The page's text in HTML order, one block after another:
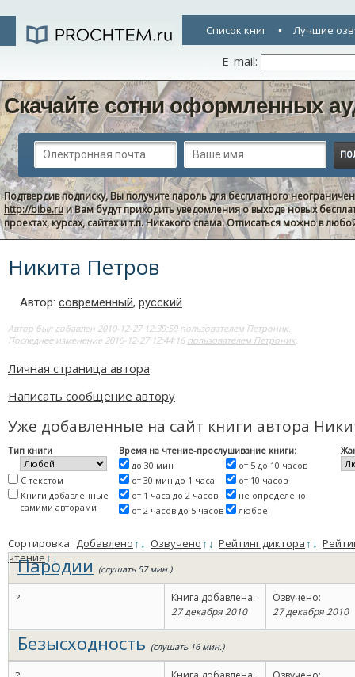
Список книг Лучшие
E-mail:
Скачайте сотни оформленных
Подтвердив подписку, Вы получите пароль для бесплатного
http://bibe.ruи Вам будут приходить уведомления о выходе новых
проектах, курсах, сайтах и т.п. Никакого спама. Отписаться можно в
Никита Петров
Автор: современный, русский
Автор был добавлен 2010-12-27 12:39:59 пользователем Петроник.
Последнее изменение 2010-12-27 12:44:16 пользователем Петроник.
Личная страница автора
Написать сообщение автору
Уже добавленные на сайт книги автора
Тип книги
С текстом
Книги добавленные
самими авторами
Время на чтение-прослушивание книги:
до 30 мин
от 30 мин до 1 часа
от 1 часа до 2 часов
от 2 часов до 5 часов
от 5 до 10 часов
от 10 часов
не определено
любое
Сортировка: Добавлено↑ ↓ Озвучено↑ ↓ Рейтинг диктора↑ ↓
чтение↑↓
Пародии (слушать 57 мин.)
?
Книга добавлена:
27 декабря 2010
Озвучено:
27 декабря 2010
Безысходность (слушать 16 мин.)